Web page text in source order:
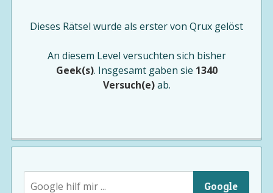
Dieses Rätsel wurde als erster von Qrux gelöst
An diesem Level versuchten sich bisher
Geek(s). Insgesamt gaben sie 1340
Versuch(e)ab.
Google